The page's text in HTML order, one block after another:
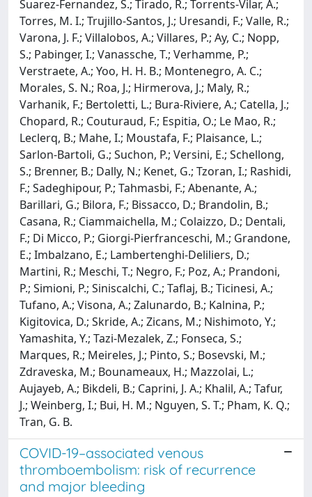
Suarez-Fernandez, S.; Tirado, R.; Torrents-Vilar, A.;
Torres, M. I.; Trujillo-Santos, J.; Uresandi, F.; Valle, R.;
Varona, J. F.; Villalobos, A.; Villares, P.; Ay, C.; Nopp,
S.; Pabinger, I.; Vanassche, T.; Verhamme, P.;
Verstraete, A.; Yoo, H. H. B.; Montenegro, A. C.;
Morales, S. N.; Roa, J.; Hirmerova, J.; Maly, R.;
Varhanik, F.; Bertoletti, L.; Bura-Riviere, A.; Catella, J.;
Chopard, R.; Couturaud, F.; Espitia, O.; Le Mao, R.;
Leclerq, B.; Mahe, I.; Moustafa, F.; Plaisance, L.;
Sarlon-Bartoli, G.; Suchon, P.; Versini, E.; Schellong,
S.; Brenner, B.; Dally, N.; Kenet, G.; Tzoran, I.; Rashidi,
F.; Sadeghipour, P.; Tahmasbi, F.; Abenante, A.;
Barillari, G.; Bilora, F.; Bissacco, D.; Brandolin, B.;
Casana, R.; Ciammaichella, M.; Colaizzo, D.; Dentali,
F.; Di Micco, P.; Giorgi-Pierfranceschi, M.; Grandone,
E.; Imbalzano, E.; Lambertenghi-Deliliers, D.;
Martini, R.; Meschi, T.; Negro, F.; Poz, A.; Prandoni,
P.; Simioni, P.; Siniscalchi, C.; Taflaj, B.; Ticinesi, A.;
Tufano, A.; Visona, A.; Zalunardo, B.; Kalnina, P.;
Kigitovica, D.; Skride, A.; Zicans, M.; Nishimoto, Y.;
Yamashita, Y.; Tazi-Mezalek, Z.; Fonseca, S.;
Marques, R.; Meireles, J.; Pinto, S.; Bosevski, M.;
Zdraveska, M.; Bounameaux, H.; Mazzolai, L.;
Aujayeb, A.; Bikdeli, B.; Caprini, J. A.; Khalil, A.; Tafur,
J.; Weinberg, I.; Bui, H. M.; Nguyen, S. T.; Pham, K. Q.;
Tran, G. B.
COVID-19–associated venous
thromboembolism: risk of recurrence
and major bleeding